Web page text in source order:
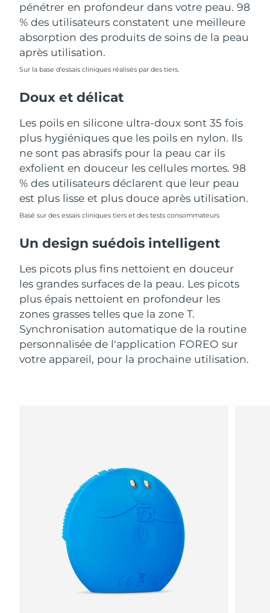
pénétrer en profondeur dans votre peau. 98
% des utilisateurs constatent une meilleure
absorption des produits de soins de la peau
après utilisation.
Sur la base d'essais cliniques réalisés par des tiers.
Doux et délicat
Les poils en silicone ultra-doux sont 35 fois
plus hygiéniques que les poils en nylon. Ils
ne sont pas abrasifs pour la peau car ils
exfolient en douceur les cellules mortes. 98
% des utilisateurs déclarent que leur peau
est plus lisse et plus douce après utilisation.
Basé sur des essais cliniques tiers et des tests consommateurs
Un design suédois intelligent
Les picots plus fins nettoient en douceur
les grandes surfaces de la peau. Les picots
plus épais nettoient en profondeur les
zones grasses telles que la zone T.
Synchronisation automatique de la routine
personnalisée de l'application FOREO sur
votre appareil, pour la prochaine utilisation.